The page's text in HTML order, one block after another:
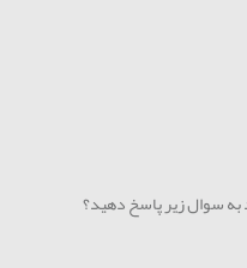
به سوال زیر پاسخ دهید؟